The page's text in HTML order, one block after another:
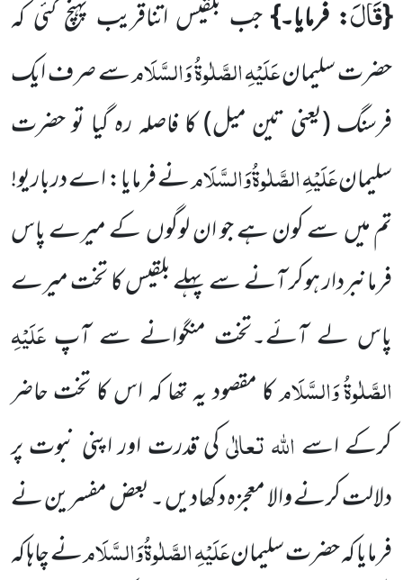
{قَالَ: فرمایا۔}جب بلقیس اتناقریب پہنچ گئی کہ
حضرت سلیمانعَلَیْہِالصَّلٰوۃُوَالسَّلَامسے صرف ایک
فرسنگ(یعنی تین میل)کا فاصلہ رہ گیا تو حضرت
سلیمانعَلَیْہِالصَّلٰوۃُوَالسَّلَامنے فرمایا: اے درباریو!
تم میں سے کون ہے جو ان لوگوں کے میرے پاس
فرمانبردار ہوکر آنے سے پہلے بلقیس کا تخت میرے
پاس لے آئے۔تخت منگوانے سے آپعَلَیْہِ
الصَّلٰوۃُوَالسَّلَامکا مقصودیہ تھا کہ اس کا تخت حاضر
کرکے اسےاللہ تعالٰیکی قدرت اور اپنی نبوت پر
دلالت کرنے والا معجزہ دکھادیں ۔ بعض مفسرین نے
فرمایا کہ حضرت سلیمانعَلَیْہِالصَّلٰوۃُوَالسَّلَامنے چاہا کہ